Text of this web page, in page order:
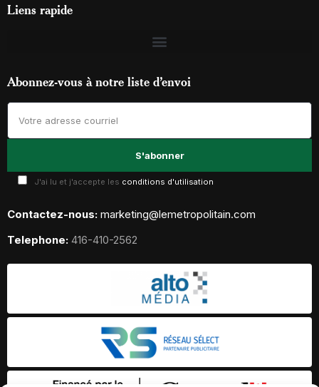
Liens rapide
Abonnez-vous à notre liste d’envoi
J'ai lu et j'accepte les conditions d'utilisation
Contactez-nous: marketing@lemetropolitain.com
Telephone: 416-410-2562